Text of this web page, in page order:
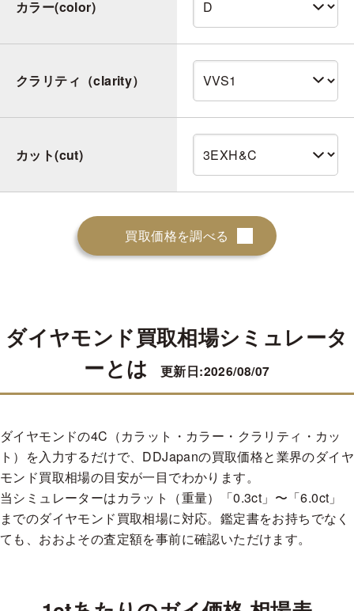
カラー(color)
クラリティ（clarity）
カット(cut)
買取価格を調べる
ダイヤモンド買取相場シミュレータ
ーとは
更新日:2026/08/07
ダイヤモンドの4C（カラット・カラー・クラリティ・カッ
ト）を入力するだけで、DDJapanの買取価格と業界のダイヤ
モンド買取相場の目安が一目でわかります。
当シミュレーターはカラット（重量）「0.3ct」〜「6.0ct」
までのダイヤモンド買取相場に対応。鑑定書をお持ちでなく
ても、おおよその査定額を事前に確認いただけます。